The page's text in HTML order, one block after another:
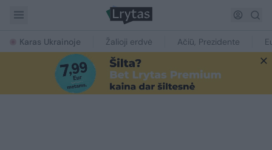
Karas Ukrainoje Žalioji erdvė Ačiū, Prezidente